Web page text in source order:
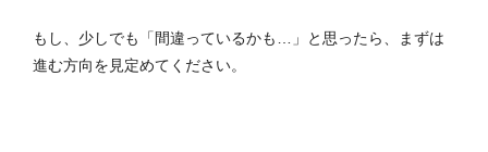
もし、少しでも「間違っているかも…」と思ったら、まずは
進む方向を見定めてください。